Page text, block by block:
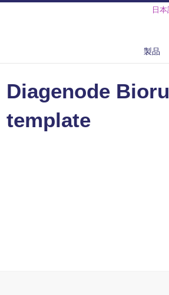
日
製品
DIAGENODE BIORUPTOR DNA QC KIT ANALYSIS
Diagenode
template